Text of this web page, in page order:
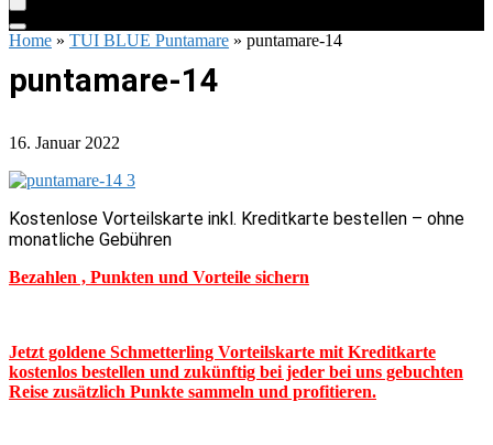
Home » TUI BLUE Puntamare » puntamare-14
puntamare-14
16. Januar 2022
Kostenlose Vorteilskarte inkl. Kreditkarte bestellen – ohne
monatliche Gebühren
Bezahlen , Punkten und Vorteile sichern
Jetzt goldene Schmetterling Vorteilskarte mit Kreditkarte
kostenlos bestellen und zukünftig bei jeder bei uns gebuchten
Reise zusätzlich Punkte sammeln und profitieren.